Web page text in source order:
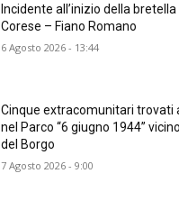
Incidente all’inizio della bretella
Corese – Fiano Romano
6 Agosto 2026 - 13:44
Cinque extracomunitari trovati
nel Parco “6 giugno 1944”
del Borgo
7 Agosto 2026 - 9:00